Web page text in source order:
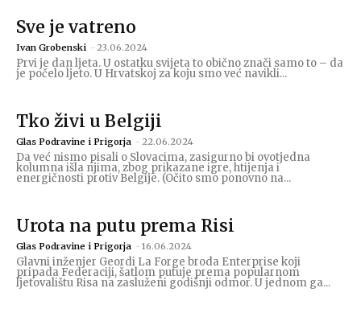
Sve je vatreno
Ivan Grobenski - 23.06.2024
Prvi je dan ljeta. U ostatku svijeta to obično znači samo to – da
je počelo ljeto. U Hrvatskoj za koju smo već navikli...
Tko živi u Belgiji
Glas Podravine i Prigorja - 22.06.2024
Da već nismo pisali o Slovacima, zasigurno bi ovotjedna
kolumna išla njima, zbog prikazane igre, htijenja i
energičnosti protiv Belgije. (Očito smo ponovno na...
Urota na putu prema Risi
Glas Podravine i Prigorja - 16.06.2024
Glavni inženjer Geordi La Forge broda Enterprise koji
pripada Federaciji, šatlom putuje prema popularnom
ljetovalištu Risa na zasluženi godišnji odmor. U jednom ga...